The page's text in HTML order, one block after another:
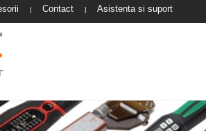
| Contact | Asistenta si suport